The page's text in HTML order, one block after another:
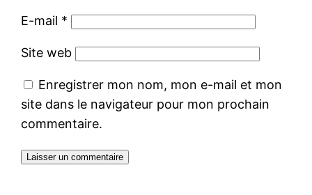
E-mail *
Site web
Enregistrer mon nom, mon e-mail et mon
site dans le navigateur pour mon prochain
commentaire.